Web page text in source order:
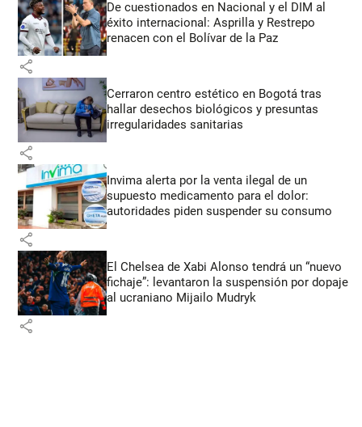
De cuestionados en Nacional y el DIM al
éxito internacional: Asprilla y Restrepo
renacen con el Bolívar de la Paz
share
Cerraron centro estético en Bogotá tras
hallar desechos biológicos y presuntas
irregularidades sanitarias
share
Invima alerta por la venta ilegal de un
supuesto medicamento para el dolor:
autoridades piden suspender su consumo
share
El Chelsea de Xabi Alonso tendrá un “nuevo
fichaje”: levantaron la suspensión por dopaje
al ucraniano Mijailo Mudryk
share